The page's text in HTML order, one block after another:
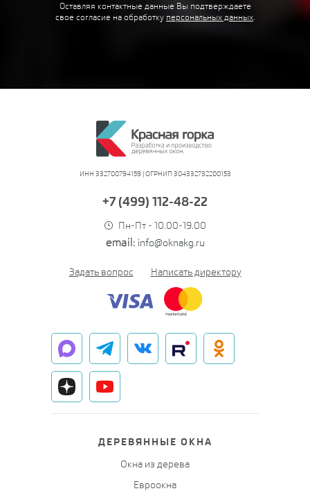
Оставляя контактные данные Вы подтверждаете
свое согласие на обработку персональных данных.
ИНН 332700794159 | ОГРНИП 304332732200153
+7 (499) 112-48-22
Пн-Пт - 10.00-19.00
email: info@oknakg.ru
Написать директору
Задать вопрос
ДЕРЕВЯННЫЕ ОКНА
Окна из дерева
Евроокна